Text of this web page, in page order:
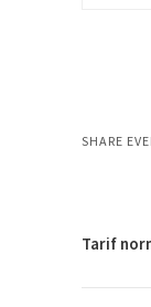
SHARE
Tarif